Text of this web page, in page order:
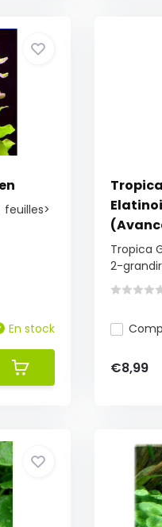
En stock
Tropica
2-
€8,99